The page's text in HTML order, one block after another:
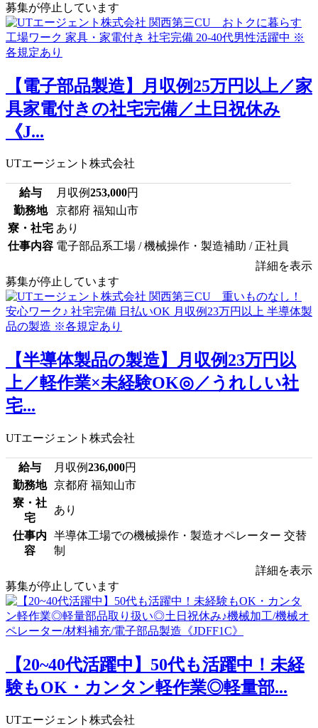
募集が停止しています
【電子部品製造】月収例25万円以上／家
具家電付きの社宅完備／土日祝休み
《J...
UTエージェント株式会社
給与 月収例253,000円
勤務地
京都府 福知山市
寮・社宅 あり
仕事内容 電子部品系工場 / 機械操作・製造補助 / 正社員
詳細を表示
募集が停止しています
【半導体製品の製造】月収例23万円以
上／軽作業×未経験OK◎／うれしい社
宅...
UTエージェント株式会社
給与 月収例236,000円
勤務地
京都府 福知山市
寮・社
宅
あり
仕事内
容
半導体工場での機械操作・製造オペレーター 交替
制
詳細を表示
募集が停止しています
【20~40代活躍中】50代も活躍中！未経
験もOK・カンタン軽作業◎軽量部...
UTエージェント株式会社